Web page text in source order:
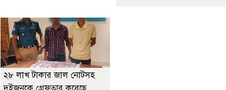
২৮ লাখ টাকার জাল নোটসহ